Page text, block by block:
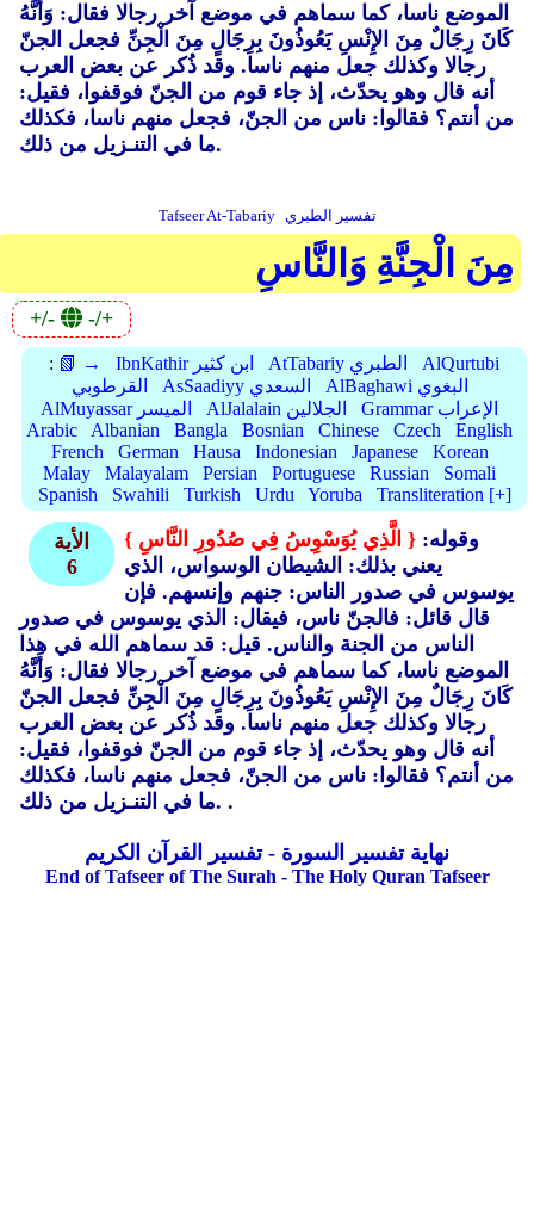
الموضع ناسا، كما سماهم في موضع آخر رجالا فقال: وَأَنَّهُ
كَانَ رِجَالٌ مِنَ الإِنْسِ يَعُوذُونَ بِرِجَالٍ مِنَ الْجِنِّ فجعل الجنّ
رجالا وكذلك جعل منهم ناسا. وقد ذُكر عن بعض العرب
أنه قال وهو يحدّث، إذ جاء قوم من الجنّ فوقفوا، فقيل:
من أنتم؟ فقالوا: ناس من الجنّ، فجعل منهم ناسا، فكذلك
ما في التنـزيل من ذلك.
Tafseer At-Tabariy تفسير الطبري
مِنَ الْجِنَّةِ وَالنَّاسِ
+/- -/+
: 📗 → IbnKathir ابن كثير AtTabariy الطبري
AlQurtubi
القرطوبي
AsSaadiyy السعدي
AlBaghawi البغوي
AlMuyassar الميسر
AlJalalain الجلالين
Grammar الإعراب
Arabic
Albanian Bangla Bosnian Chinese Czech
English
French
German Hausa Indonesian Japanese
Korean
Malay
Malayalam Persian Portuguese Russian
Somali
Spanish
Swahili Turkish Urdu Yoruba Transliteration [+]
الأية
6
وقوله: { الَّذِي يُوَسْوِسُ فِي صُدُورِ النَّاسِ }
يعني بذلك: الشيطان الوسواس، الذي
يوسوس في صدور الناس: جنهم وإنسهم. فإن
قال قائل: فالجنّ ناس، فيقال: الذي يوسوس في صدور
الناس من الجنة والناس. قيل: قد سماهم الله في هذا
الموضع ناسا، كما سماهم في موضع آخر رجالا فقال: وَأَنَّهُ
كَانَ رِجَالٌ مِنَ الإِنْسِ يَعُوذُونَ بِرِجَالٍ مِنَ الْجِنِّ فجعل الجنّ
رجالا وكذلك جعل منهم ناسا. وقد ذُكر عن بعض العرب
أنه قال وهو يحدّث، إذ جاء قوم من الجنّ فوقفوا، فقيل:
من أنتم؟ فقالوا: ناس من الجنّ، فجعل منهم ناسا، فكذلك
ما في التنـزيل من ذلك. .
نهاية تفسير السورة - تفسير القرآن الكريم
End of Tafseer of The Surah - The Holy Quran Tafseer